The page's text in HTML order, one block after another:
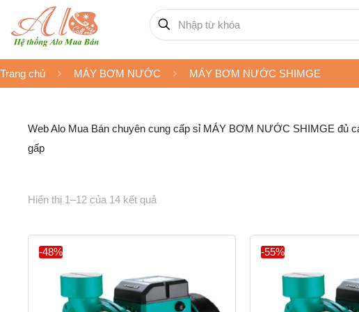
Trang chủ MÁY BƠM NƯỚC MÁY BƠM NƯỚC SHIMGE
Web Alo Mua Bán chuyên cung cấp sỉ MÁY BƠM NƯỚC SHIMGE đủ
gấp
Hiển thị 1–12 của 14 kết quả
-48% -55%